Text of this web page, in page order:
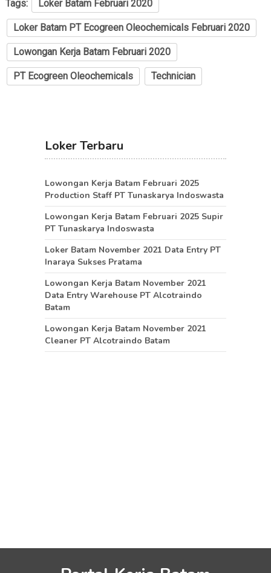
Tags: Loker Batam Februari 2020
Loker Batam PT Ecogreen Oleochemicals Februari 2020
Lowongan Kerja Batam Februari 2020
PT Ecogreen Oleochemicals Technician
Loker Terbaru
Lowongan Kerja Batam Februari 2025
Production Staff PT Tunaskarya Indoswasta
Lowongan Kerja Batam Februari 2025 Supir
PT Tunaskarya Indoswasta
Loker Batam November 2021 Data Entry PT
Inaraya Sukses Pratama
Lowongan Kerja Batam November 2021
Data Entry Warehouse PT Alcotraindo
Batam
Lowongan Kerja Batam November 2021
Cleaner PT Alcotraindo Batam